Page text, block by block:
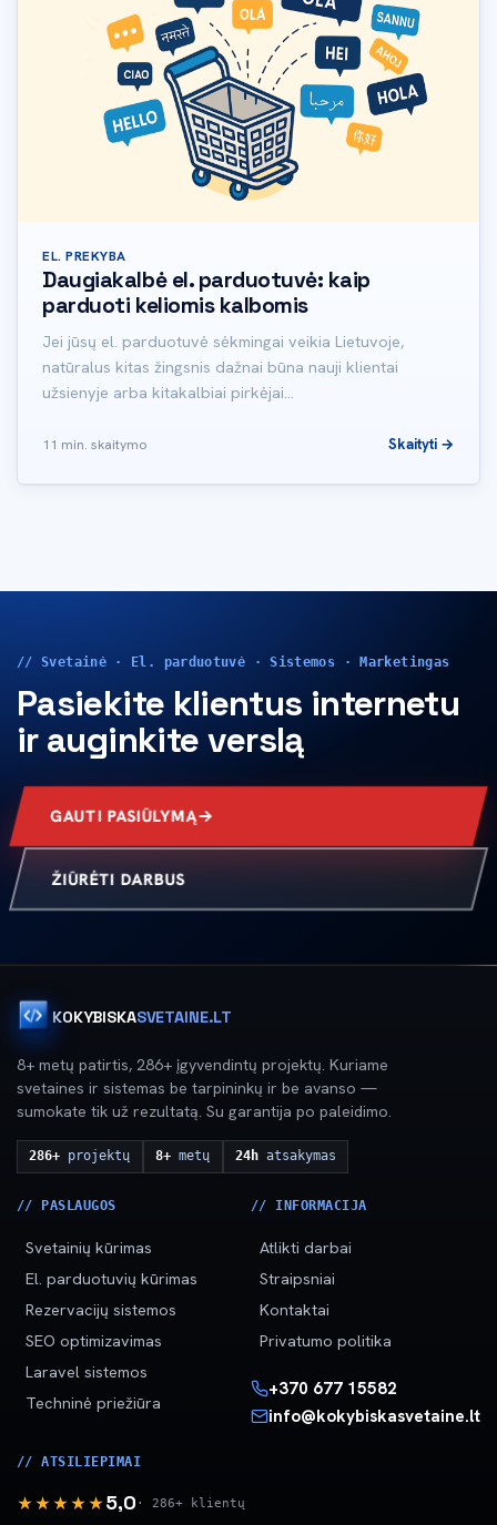
EL. PREKYBA
Daugiakalbė el. parduotuvė: kaip
parduoti keliomis kalbomis
Jei jūsų el. parduotuvė sėkmingai veikia Lietuvoje,
natūralus kitas žingsnis dažnai būna nauji klientai
užsienyje arba kitakalbiai pirkėjai…
11 min. skaitymo Skaityti →
// Svetainė · El. parduotuvė · Sistemos · Marketingas
Pasiekite klientus internetu
ir auginkite verslą
GAUTI PASIŪLYMĄ
ŽIŪRĖTI DARBUS
KOKYBISKASVETAINE.LT
8+ metų patirtis, 286+ įgyvendintų projektų. Kuriame
svetaines ir sistemas be tarpininkų ir be avanso —
sumokate tik už rezultatą. Su garantija po paleidimo.
286+ projektų 8+ metų 24hatsakymas
// PASLAUGOS
Svetainių kūrimas
El. parduotuvių kūrimas
Rezervacijų sistemos
SEO optimizavimas
Laravel sistemos
Techninė priežiūra
// INFORMACIJA
Atlikti darbai
Straipsniai
Kontaktai
Privatumo politika
+370 677 15582
info@kokybiskasvetaine.lt
// ATSILIEPIMAI
★★★★★5,0 · 286+ klientų